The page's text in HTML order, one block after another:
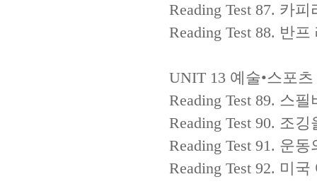
Reading Test 87. 카피
Reading Test 88. 반프
UNIT 13 예술•스포츠
Reading Test 89. 스필
Reading Test 90. 조깅
Reading Test 91. 운동
Reading Test 92. 미국